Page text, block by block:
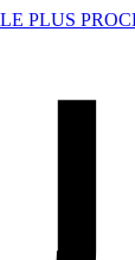
PLUS